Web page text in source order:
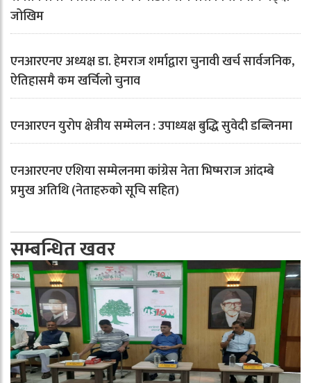
जोखिम
एनआरएनए अध्यक्ष डा. हेमराज शर्माद्वारा चुनावी खर्च सार्वजनिक,
ऐतिहासमै कम खर्चिलो चुनाव
एनआरएन युरोप क्षेत्रीय सम्मेलन : उपाध्यक्ष बुद्धि सुवेदी डब्लिनमा
एनआरएनए एशिया सम्मेलनमा कांग्रेस नेता भिष्मराज आंदम्बे
प्रमुख अतिथि (नेताहरुको सूचि सहित)
सम्बन्धित खवर